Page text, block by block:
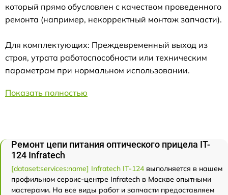
который прямо обусловлен с качеством проведенного
ремонта (например, некорректный монтаж запчасти).
Для комплектующих: Преждевременный выход из
строя, утрата работоспособности или техническим
параметрам при нормальном использовании.
Показать полностью
Ремонт цепи питания оптического прицела IT-
124 Infratech
[dataset:services:name] Infratech IT-124 выполняется в нашем
профильном сервис-центре Infratech в Москве опытными
мастерами. На все виды работ и запчасти предоставляем